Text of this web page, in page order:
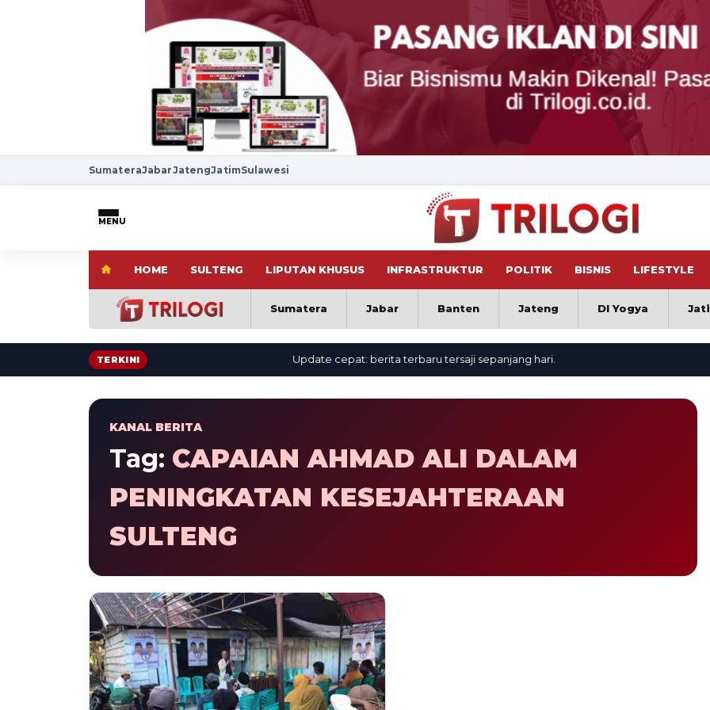
SumateraJabarJatengJatimSulawesi
MENU
HOME SULTENG LIPUTAN KHUSUS INFRASTRUKTUR POLITIK BISNIS LIFESTYLE
Sumatera Jabar Banten Jateng DI Yogya
TERKINI Update cepat: berita terbaru tersaji sepanjang hari.
KANAL BERITA
Tag: CAPAIAN AHMAD ALI DALAM
PENINGKATAN KESEJAHTERAAN
SULTENG